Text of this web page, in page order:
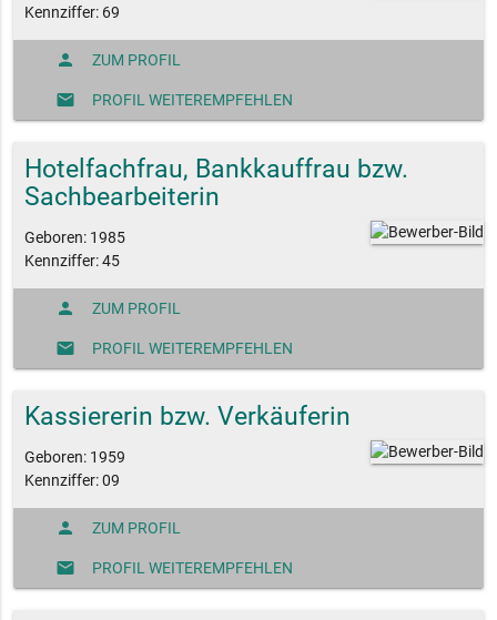
Kennziffer: 69
person ZUM PROFIL
mail PROFIL WEITEREMPFEHLEN
Hotelfachfrau, Bankkauffrau bzw.
Sachbearbeiterin
Geboren: 1985
Kennziffer: 45
person ZUM PROFIL
mail PROFIL WEITEREMPFEHLEN
Kassiererin bzw. Verkäuferin
Geboren: 1959
Kennziffer: 09
person ZUM PROFIL
mail PROFIL WEITEREMPFEHLEN